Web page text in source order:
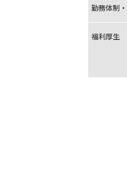
勤務体制
福利厚生